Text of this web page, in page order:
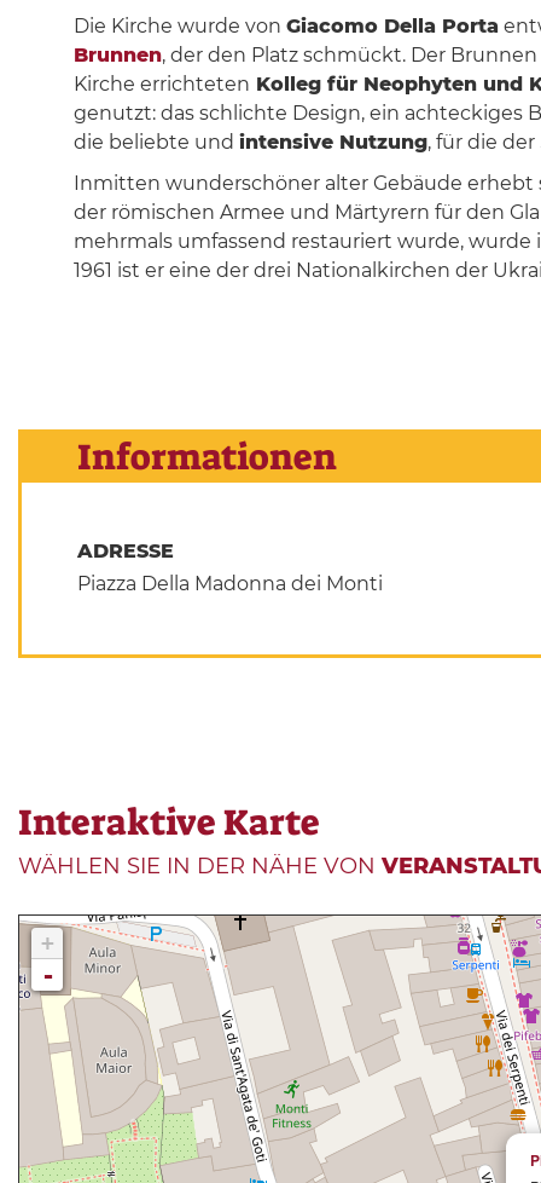
Die Kirche wurde von Giacomo Della Porta
Brunnen, der den Platz schmückt. Der
Kirche errichteten Kolleg für Neophyten und
genutzt: das schlichte Design, ein achteckiges
die beliebte und intensive Nutzung, für die
Inmitten wunderschöner alter Gebäude
der römischen Armee und Märtyrern für den
mehrmals umfassend restauriert wurde, wurde
1961 ist er eine der drei Nationalkirchen der
Informationen
ADRESSE
Piazza Della Madonna dei Monti
Interaktive Karte
WÄHLEN SIE IN DER NÄHE VON
+
-